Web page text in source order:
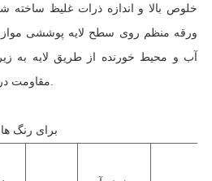
خلوص بالا و اندازه ذرات غلیظ ساخته
ورقه منظم روی سطح لایه پوششی موازی
آب و محیط خورنده از طریق لایه به
مقاومت در برابر خوردگی را بهبود بخشد.
برای رنگ